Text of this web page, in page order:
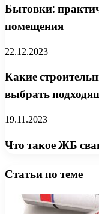
Бытовки:
помещения
22.12.2023
Какие
выбрать
19.11.2023
Что такое ЖБ
Статьи по теме